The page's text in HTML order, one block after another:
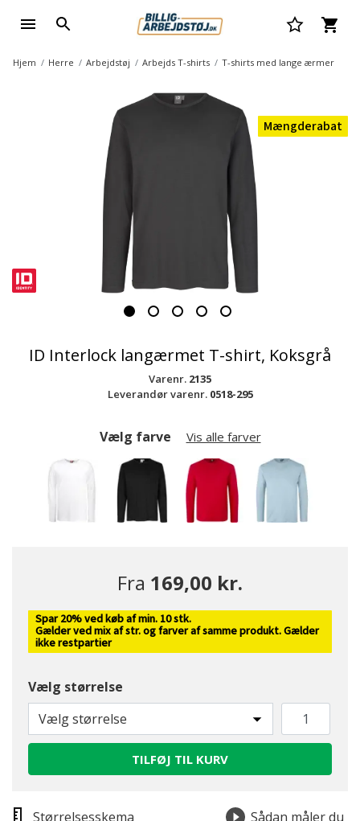
Hjem Herre Arbejdstøj Arbejds T-shirts T-shirts med lange ærmer
Mængderabat
ID Interlock langærmet T-shirt, Koksgrå
Varenr. 2135
Leverandør varenr. 0518-295
Vælg farve Vis alle farver
valgte
Fra 169,00 kr.
Spar 20% ved køb af min. 10 stk.
Gælder ved mix af str. og farver af samme produkt. Gælder
ikke restpartier
Vælg størrelse
Vælg størrelse
TILFØJ TIL KURV
Størrelsesskema
Sådan måler du